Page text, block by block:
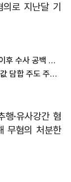
로 지난달 기
행안부 "공중경 합수본 검토"…검찰개혁 이후 수사 공백 대응 나서
"00억 이상 받아야"…오픈톡방서 아파트값 담합 주도 주민 검찰 송치
·유사강간 혐
무혐의 처분한